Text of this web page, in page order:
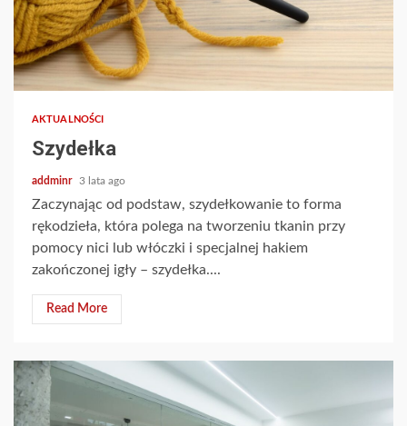
AKTUALNOŚCI
Szydełka
addminr 3 lata ago
Zaczynając od podstaw, szydełkowanie to forma
rękodzieła, która polega na tworzeniu tkanin przy
pomocy nici lub włóczki i specjalnej hakiem
zakończonej igły – szydełka....
Read More